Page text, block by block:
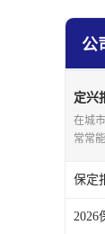
挖
公
定兴
上门
在城
常常